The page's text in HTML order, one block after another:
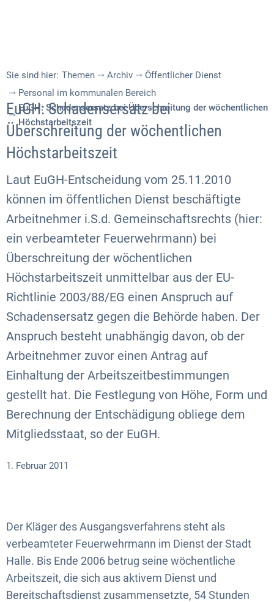
Sie sind hier: Themen Archiv
Öffentlicher Dienst
Personal im kommunalen Bereich
EuGH: Schadensersatz bei Überschreitung der wöchentlichen
Höchstarbeitszeit
EuGH: Schadensersatz bei
Überschreitung der wöchentlichen
Höchstarbeitszeit
Laut EuGH-Entscheidung vom 25.11.2010
können im öffentlichen Dienst beschäftigte
Arbeitnehmer i.S.d. Gemeinschaftsrechts (hier:
ein verbeamteter Feuerwehrmann) bei
Überschreitung der wöchentlichen
Höchstarbeitszeit unmittelbar aus der EU-
Richtlinie 2003/88/EG einen Anspruch auf
Schadensersatz gegen die Behörde haben. Der
Anspruch besteht unabhängig davon, ob der
Arbeitnehmer zuvor einen Antrag auf
Einhaltung der Arbeitszeitbestimmungen
gestellt hat. Die Festlegung von Höhe, Form und
Berechnung der Entschädigung obliege dem
Mitgliedsstaat, so der EuGH.
1. Februar 2011
Der Kläger des Ausgangsverfahrens steht als
verbeamteter Feuerwehrmann im Dienst der Stadt
Halle. Bis Ende 2006 betrug seine wöchentliche
Arbeitszeit, die sich aus aktivem Dienst und
Bereitschaftsdienst zusammensetzte, 54 Stunden